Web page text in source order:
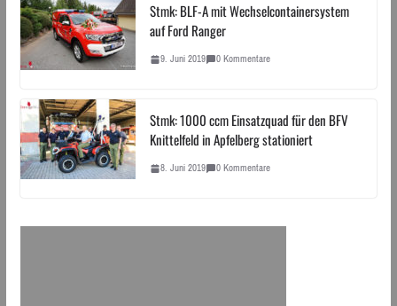
Stmk: BLF-A mit Wechselcontainersystem
auf Ford Ranger
9. Juni 2019 0 Kommentare
Stmk: 1000 ccm Einsatzquad für den BFV
Knittelfeld in Apfelberg stationiert
8. Juni 2019 0 Kommentare